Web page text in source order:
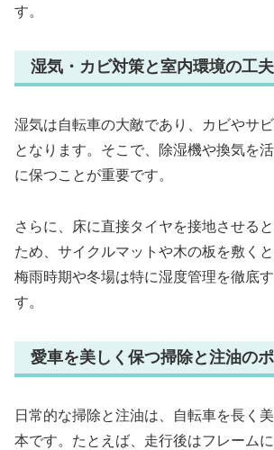
す。
湿気・カビ対策と室内環境の工夫
湿気は自転車の大敵であり、カビやサ
となります。そこで、除湿機や換気を
に保つことが重要です。
さらに、床に直接タイヤを接地させる
ため、サイクルマットや木の板を敷くと
梅雨時期や冬場は特に湿度管理を徹底
す。
愛車を美しく保つ掃除と注油の
日常的な掃除と注油は、自転車を長く
本です。たとえば、走行後はフレーム